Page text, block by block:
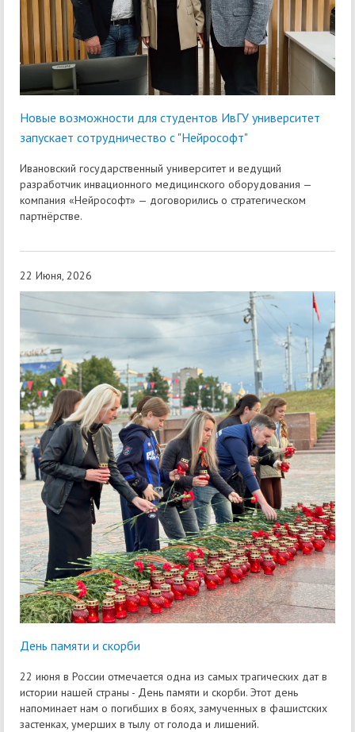
Новые возможности для студентов ИвГУ университет
запускает сотрудничество с "Нейрософт"
Ивановский государственный университет и ведущий
разработчик инвационного медицинского оборудования —
компания «Нейрософт» — договорились о стратегическом
партнёрстве.
22 Июня, 2026
День памяти и скорби
22 июня в России отмечается одна из самых трагических дат в
истории нашей страны - День памяти и скорби. Этот день
напоминает нам о погибших в боях, замученных в фашистских
застенках, умерших в тылу от голода и лишений.